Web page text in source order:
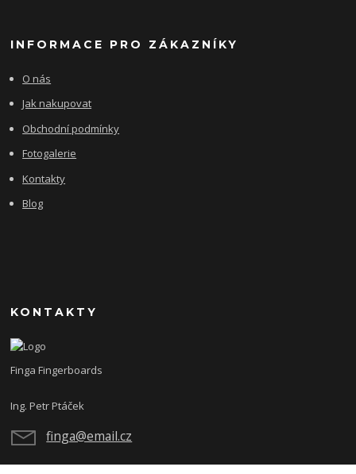
INFORMACE PRO ZÁKAZNÍKY
O nás
Jak nakupovat
Obchodní podmínky
Fotogalerie
Kontakty
Blog
KONTAKTY
Finga Fingerboards
Ing. Petr Ptáček
finga@email.cz